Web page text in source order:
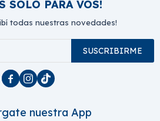
SOLO PARA VOS!
todas nuestras novedades!
SUSCRIBIRME
  
nuestra App